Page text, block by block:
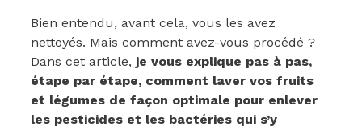
Bien entendu, avant cela, vous les avez
nettoyés. Mais comment avez-vous procédé ?
Dans cet article, je vous explique pas à pas,
étape par étape, comment laver vos fruits
et légumes de façon optimale pour enlever
les pesticides et les bactéries qui s’y